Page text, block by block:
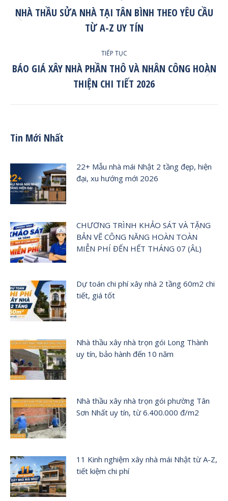
Trở
lại
NHÀ THẦU SỬA NHÀ TẠI TÂN BÌNH THEO YÊU CẦU
TỪ A-Z UY TÍN
TIẾP TỤC
Tiếp
tục
BÁO GIÁ XÂY NHÀ PHẦN THÔ VÀ NHÂN CÔNG HOÀN
THIỆN CHI TIẾT 2026
Tin Mới Nhất
22+ Mẫu nhà mái Nhật 2 tầng đẹp, hiện
đại, xu hướng mới 2026
CHƯƠNG TRÌNH KHẢO SÁT VÀ TẶNG
BẢN VẼ CÔNG NĂNG HOÀN TOÀN
MIỄN PHÍ ĐẾN HẾT THÁNG 07 (ÂL)
Dự toán chi phí xây nhà 2 tầng 60m2 chi
tiết, giá tốt
Nhà thầu xây nhà trọn gói Long Thành
uy tín, bảo hành đến 10 năm
Nhà thầu xây nhà trọn gói phường Tân
Sơn Nhất uy tín, từ 6.400.000 đ/m2
11 Kinh nghiệm xây nhà mái Nhật từ A-Z,
tiết kiệm chi phí